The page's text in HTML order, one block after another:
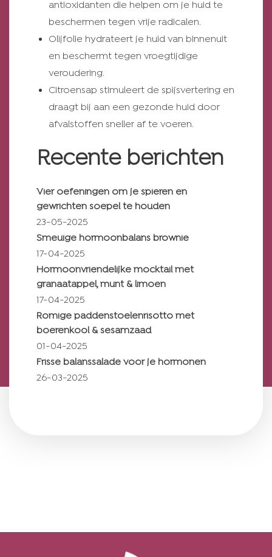
antioxidanten die helpen om je huid te
beschermen tegen vrije radicalen.
Olijfolie hydrateert je huid van binnenuit
en beschermt tegen vroegtijdige
veroudering.
Citroensap stimuleert de spijsvertering en
draagt bij aan een gezonde huid door
afvalstoffen sneller af te voeren.
Recente berichten
Vier oefeningen om je spieren en
gewrichten soepel te houden
23-05-2025
Smeuïge hormoonbalans brownie
17-04-2025
Hormoonvriendelijke mocktail met
granaatappel, munt & limoen
17-04-2025
Romige paddenstoelenrisotto met
boerenkool & sesamzaad
01-04-2025
Frisse balanssalade voor je hormonen
26-03-2025